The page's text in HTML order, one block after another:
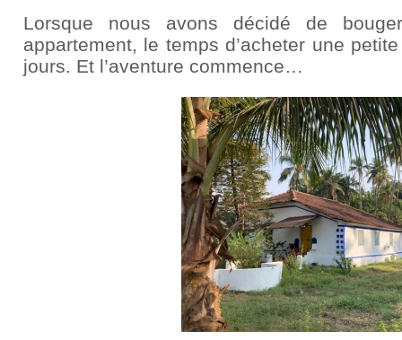
Lorsque nous avons décidé de
appartement, le temps d’acheter une
jours. Et l’aventure commence…